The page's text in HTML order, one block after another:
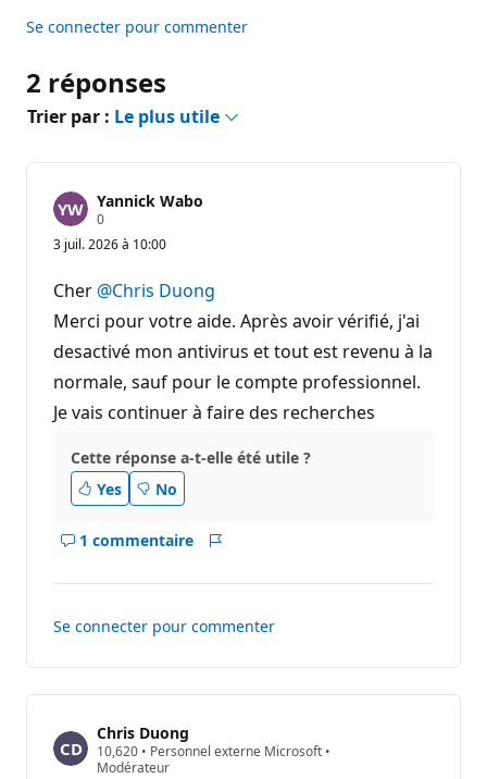
Se connecter pour commenter
2 réponses
Trier par : Le plus utile
Yannick Wabo
0P
o
i
t
s
d
e
r
p
i
o
n
3 juil. 2026 à 10:00
Cher @Chris Duong
Merci pour votre aide. Après avoir vérifié, j'ai
desactivé mon antivirus et tout est revenu à la
normale, sauf pour le compte professionnel.
Je vais continuer à faire des recherches
Cette réponse a-t-elle été utile ?
Yes
No
1 commentaire
Afficher
pour
réponse
Se connecter pour commenter
Chris Duong
10,620 P
o
• Personnel externe Microsoft •
Modérateur